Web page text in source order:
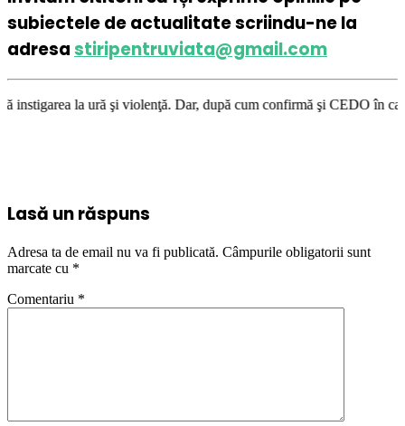
subiectele de actualitate scriindu-ne la
adresastiripentruviata@gmail.com
şi violenţă. Dar, după cum confirmă şi CEDO în cazul
Lasă un răspuns
Adresa ta de email nu va fi publicată. Câmpurile obligatorii sunt
marcate cu *
Comentariu *